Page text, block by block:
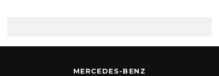
MERCEDES-BENZ